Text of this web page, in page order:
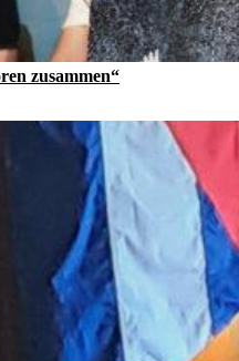
zusammen“